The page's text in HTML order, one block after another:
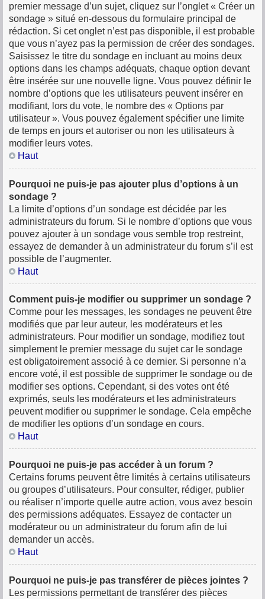
premier message d’un sujet, cliquez sur l’onglet « Créer un
sondage » situé en-dessous du formulaire principal de
rédaction. Si cet onglet n’est pas disponible, il est probable
que vous n’ayez pas la permission de créer des sondages.
Saisissez le titre du sondage en incluant au moins deux
options dans les champs adéquats, chaque option devant
être insérée sur une nouvelle ligne. Vous pouvez définir le
nombre d’options que les utilisateurs peuvent insérer en
modifiant, lors du vote, le nombre des « Options par
utilisateur ». Vous pouvez également spécifier une limite
de temps en jours et autoriser ou non les utilisateurs à
modifier leurs votes.
Haut
Pourquoi ne puis-je pas ajouter plus d’options à un
sondage ?
La limite d’options d’un sondage est décidée par les
administrateurs du forum. Si le nombre d’options que vous
pouvez ajouter à un sondage vous semble trop restreint,
essayez de demander à un administrateur du forum s’il est
possible de l’augmenter.
Haut
Comment puis-je modifier ou supprimer un sondage ?
Comme pour les messages, les sondages ne peuvent être
modifiés que par leur auteur, les modérateurs et les
administrateurs. Pour modifier un sondage, modifiez tout
simplement le premier message du sujet car le sondage
est obligatoirement associé à ce dernier. Si personne n’a
encore voté, il est possible de supprimer le sondage ou de
modifier ses options. Cependant, si des votes ont été
exprimés, seuls les modérateurs et les administrateurs
peuvent modifier ou supprimer le sondage. Cela empêche
de modifier les options d’un sondage en cours.
Haut
Pourquoi ne puis-je pas accéder à un forum ?
Certains forums peuvent être limités à certains utilisateurs
ou groupes d’utilisateurs. Pour consulter, rédiger, publier
ou réaliser n’importe quelle autre action, vous avez besoin
des permissions adéquates. Essayez de contacter un
modérateur ou un administrateur du forum afin de lui
demander un accès.
Haut
Pourquoi ne puis-je pas transférer de pièces jointes ?
Les permissions permettant de transférer des pièces